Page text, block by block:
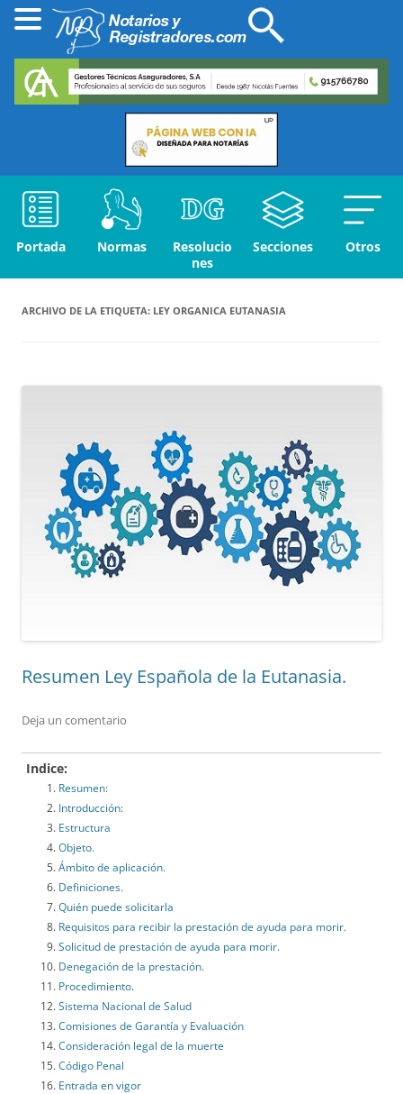
Portada Normas
Resolucio
nes
Secciones Otros
ARCHIVO DE LA ETIQUETA: LEY ORGANICA EUTANASIA
Resumen Ley Española de la Eutanasia.
Deja un comentario
Indice:
Resumen:
Introducción:
Estructura
Objeto.
Ámbito de aplicación.
Definiciones.
Quién puede solicitarla
Requisitos para recibir la prestación de ayuda para morir.
Solicitud de prestación de ayuda para morir.
Denegación de la prestación.
Procedimiento.
Sistema Nacional de Salud
Comisiones de Garantía y Evaluación
Consideración legal de la muerte
Código Penal
Entrada en vigor